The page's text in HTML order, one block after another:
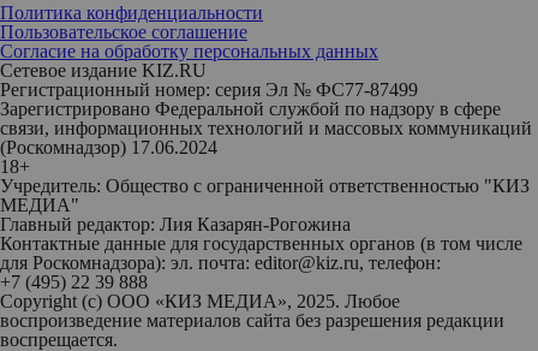
Политика конфиденциальности
Пользовательское соглашение
Согласие на обработку персональных данных
Сетевое издание KIZ.RU
Регистрационный номер: серия Эл № ФС77-87499
Зарегистрировано Федеральной службой по надзору в сфере
связи, информационных технологий и массовых коммуникаций
(Роскомнадзор) 17.06.2024
18+
Учредитель: Общество с ограниченной ответственностью "КИЗ
МЕДИА"
Главный редактор: Лия Казарян-Рогожина
Контактные данные для государственных органов (в том числе
для Роскомнадзора): эл. почта: editor@kiz.ru, телефон:
+7 (495) 22 39 888
Copyright (с) ООО «КИЗ МЕДИА», 2025. Любое
воспроизведение материалов сайта без разрешения редакции
воспрещается.